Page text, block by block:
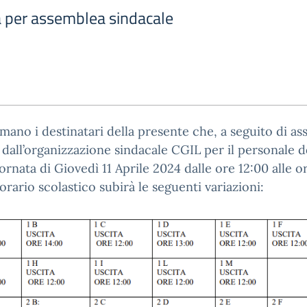
assemblea sindacale
i destinatari della presente che, a seguito di
sindacale CGIL per il personale
di Giovedì 11 Aprile 2024 dalle ore 12:00 alle
scolastico subirà le seguenti variazioni: